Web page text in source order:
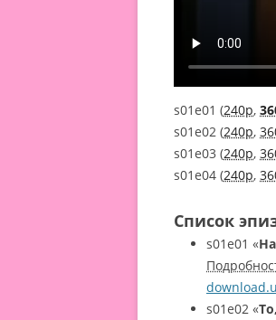
s01e01 (240p,
s01e02 (240p,
s01e03 (240p,
s01e04 (240p,
Список
s01e01 «
s01e02 «